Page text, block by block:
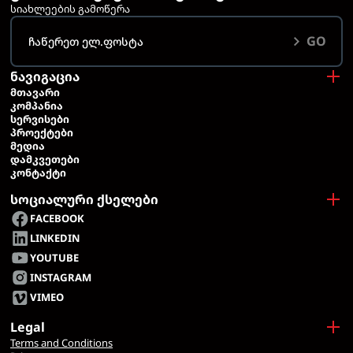
სიახლეების გამოწერა
GO
ნავიგაცია
ᲛᲗᲐᲕᲐᲠᲘ
ᲙᲝᲛᲞᲐᲜᲘᲐ
ᲡᲔᲠᲕᲘᲡᲔᲑᲘ
ᲞᲠᲝᲔᲥᲢᲔᲑᲘ
ᲛᲔᲓᲘᲐ
ᲓᲐᲛᲙᲕᲔᲗᲔᲑᲘ
ᲙᲝᲜᲢᲐᲥᲢᲘ
სოციალური ქსელები
FACEBOOK
LINKEDIN
YOUTUBE
INSTAGRAM
VIMEO
Legal
Terms and Conditions